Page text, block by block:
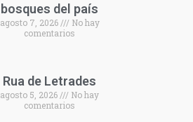
bosques del país
agosto 7, 2026
No hay
comentarios
Rua de Letrades
agosto 5, 2026
No hay
comentarios